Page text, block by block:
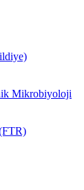
Mikrobiyoloji